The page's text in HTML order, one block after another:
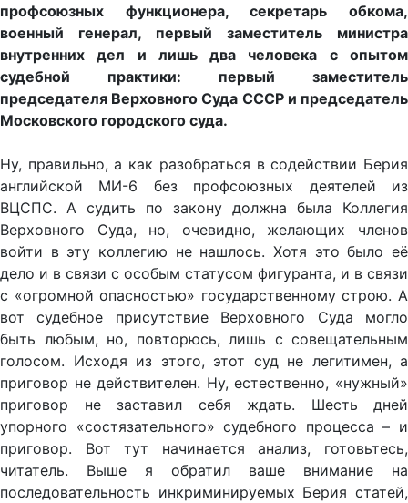
профсоюзных функционера, секретарь обкома,
военный генерал, первый заместитель министра
внутренних дел и лишь два человека с опытом
судебной практики: первый заместитель
председателя Верховного Суда СССР и председатель
Московского городского суда.
Ну, правильно, а как разобраться в содействии Берия
английской МИ-6 без профсоюзных деятелей из
ВЦСПС. А судить по закону должна была Коллегия
Верховного Суда, но, очевидно, желающих членов
войти в эту коллегию не нашлось. Хотя это было её
дело и в связи с особым статусом фигуранта, и в связи
с «огромной опасностью» государственному строю. А
вот судебное присутствие Верховного Суда могло
быть любым, но, повторюсь, лишь с совещательным
голосом. Исходя из этого, этот суд не легитимен, а
приговор не действителен. Ну, естественно, «нужный»
приговор не заставил себя ждать. Шесть дней
упорного «состязательного» судебного процесса – и
приговор. Вот тут начинается анализ, готовьтесь,
читатель. Выше я обратил ваше внимание на
последовательность инкриминируемых Берия статей,